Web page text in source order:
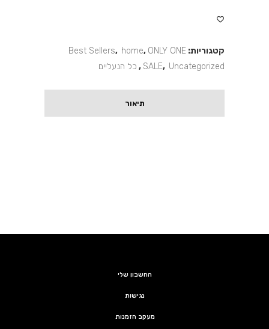
קטגוריות: Best Sellers, home, ONLY ONE
SALE, Uncategorized
, כל הנעליים
תיאור
החשבון שלי
נגישות
מעקב הזמנות